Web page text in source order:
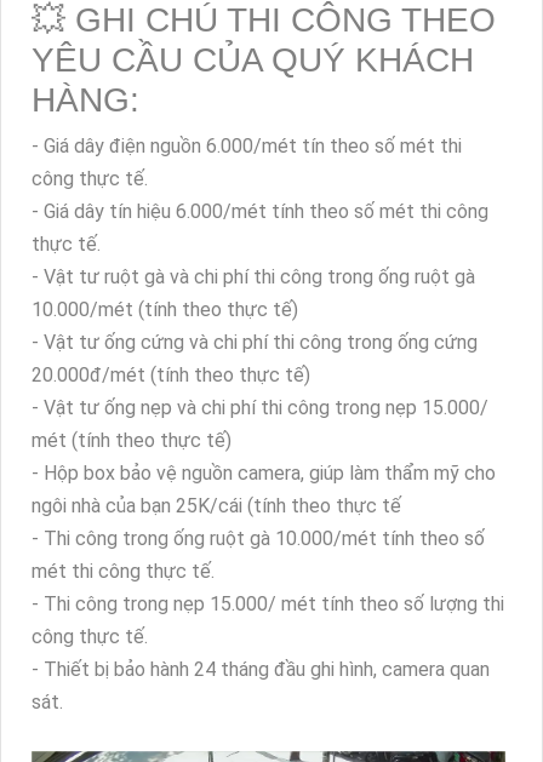
💥 GHI CHÚ THI CÔNG THEO
YÊU CẦU CỦA QUÝ KHÁCH
HÀNG:
- Giá dây điện nguồn 6.000/mét tín theo số mét thi
công thực tế.
- Giá dây tín hiệu 6.000/mét tính theo số mét thi công
thực tế.
- Vật tư ruột gà và chi phí thi công trong ống ruột gà
10.000/mét (tính theo thực tế)
- Vật tư ống cứng và chi phí thi công trong ống cứng
20.000đ/mét (tính theo thực tế)
- Vật tư ống nẹp và chi phí thi công trong nẹp 15.000/
mét (tính theo thực tế)
- Hộp box bảo vệ nguồn camera, giúp làm thẩm mỹ cho
ngôi nhà của bạn 25K/cái (tính theo thực tế
- Thi công trong ống ruột gà 10.000/mét tính theo số
mét thi công thực tế.
- Thi công trong nẹp 15.000/ mét tính theo số lượng thi
công thực tế.
- Thiết bị bảo hành 24 tháng đầu ghi hình, camera quan
sát.